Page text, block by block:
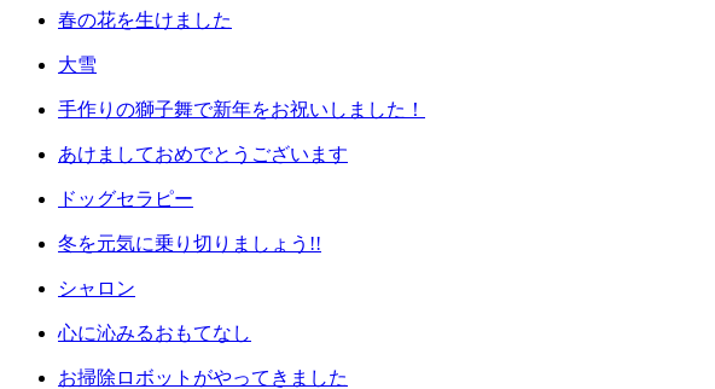
春の花を生けました
大雪
手作りの獅子舞で新年をお祝いしました！
あけましておめでとうございます
ドッグセラピー
冬を元気に乗り切りましょう!!
シャロン
心に沁みるおもてなし
お掃除ロボットがやってきました